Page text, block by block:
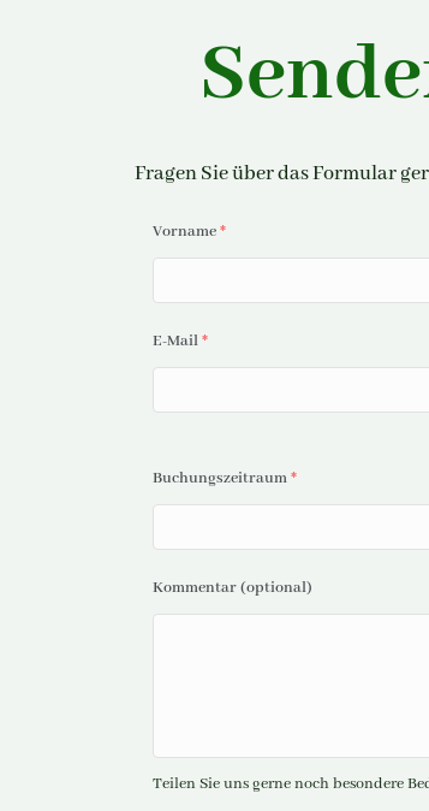
Fragen Sie über das Formular
Vorname*
E-Mail*
Buchungszeitraum*
Kommentar (optional)
Teilen Sie uns gerne noch besondere